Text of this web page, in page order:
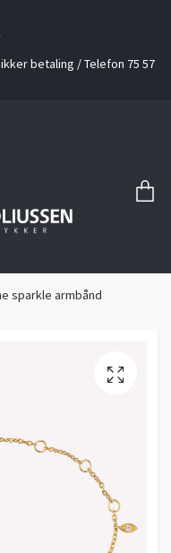
betaling / Telefon 75 57
sparkle armbånd